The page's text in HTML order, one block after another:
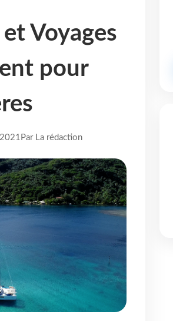
Voyages
pour
Par La rédaction